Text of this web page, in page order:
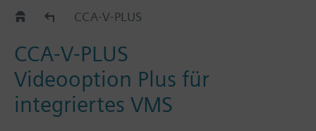
CCA-..-..CCA-V-PLUS
CCA-V-PLUS
Videooption Plus für
integriertes VMS